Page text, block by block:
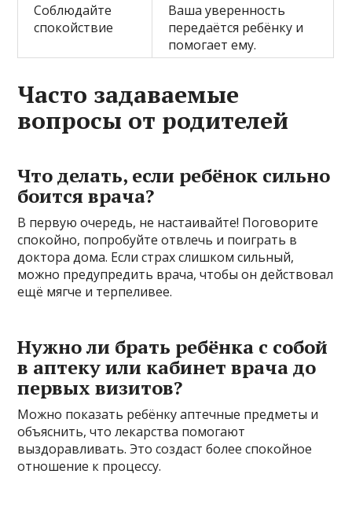
Соблюдайте
спокойствие
Ваша уверенность
передаётся ребёнку и
помогает ему.
Часто задаваемые
вопросы от родителей
Что делать, если ребёнок сильно
боится врача?
В первую очередь, не настаивайте! Поговорите
спокойно, попробуйте отвлечь и поиграть в
доктора дома. Если страх слишком сильный,
можно предупредить врача, чтобы он действовал
ещё мягче и терпеливее.
Нужно ли брать ребёнка с собой
в аптеку или кабинет врача до
первых визитов?
Можно показать ребёнку аптечные предметы и
объяснить, что лекарства помогают
выздоравливать. Это создаст более спокойное
отношение к процессу.